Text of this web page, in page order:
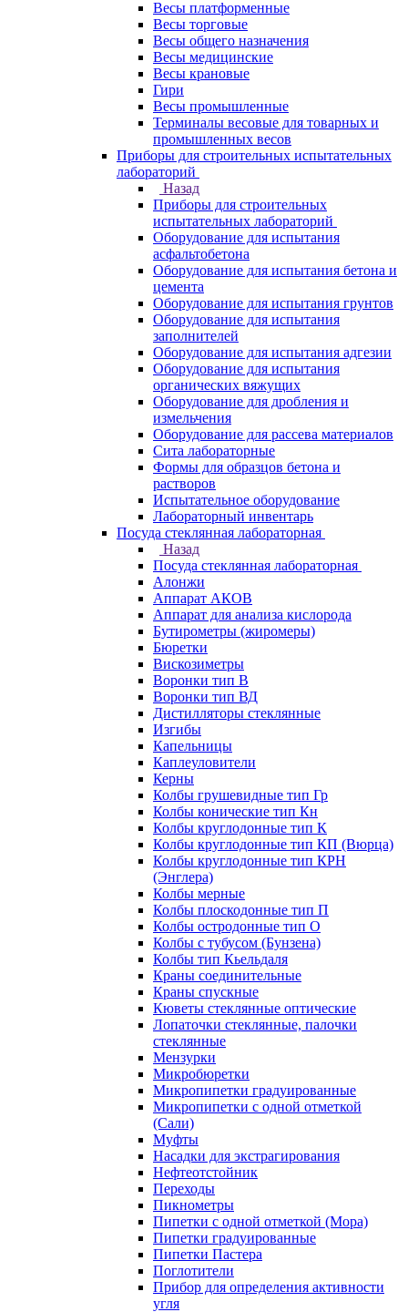
Весы платформенные
Весы торговые
Весы общего назначения
Весы медицинские
Весы крановые
Гири
Весы промышленные
Терминалы весовые для товарных и
промышленных весов
Приборы для строительных испытательных
лабораторий
Назад
Приборы для строительных
испытательных лабораторий
Оборудование для испытания
асфальтобетона
Оборудование для испытания бетона и
цемента
Оборудование для испытания грунтов
Оборудование для испытания
заполнителей
Оборудование для испытания адгезии
Оборудование для испытания
органических вяжущих
Оборудование для дробления и
измельчения
Оборудование для рассева материалов
Сита лабораторные
Формы для образцов бетона и
растворов
Испытательное оборудование
Лабораторный инвентарь
Посуда стеклянная лабораторная
Назад
Посуда стеклянная лабораторная
Алонжи
Аппарат АКОВ
Аппарат для анализа кислорода
Бутирометры (жиромеры)
Бюретки
Вискозиметры
Воронки тип В
Воронки тип ВД
Дистилляторы стеклянные
Изгибы
Капельницы
Каплеуловители
Керны
Колбы грушевидные тип Гр
Колбы конические тип Кн
Колбы круглодонные тип К
Колбы круглодонные тип КП (Вюрца)
Колбы круглодонные тип КРН
(Энглера)
Колбы мерные
Колбы плоскодонные тип П
Колбы остродонные тип О
Колбы с тубусом (Бунзена)
Колбы тип Кьельдаля
Краны соединительные
Краны спускные
Кюветы стеклянные оптические
Лопаточки стеклянные, палочки
стеклянные
Мензурки
Микробюретки
Микропипетки градуированные
Микропипетки с одной отметкой
(Сали)
Муфты
Насадки для экстрагирования
Нефтеотстойник
Переходы
Пикнометры
Пипетки с одной отметкой (Мора)
Пипетки градуированные
Пипетки Пастера
Поглотители
Прибор для определения активности
угля